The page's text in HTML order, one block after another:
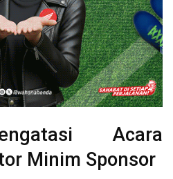
Acara
Minim Sponsor